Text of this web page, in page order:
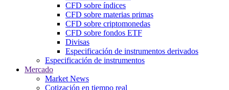
CFD sobre índices
CFD sobre materias primas
CFD sobre criptomonedas
CFD sobre fondos ETF
Divisas
Especificación de instrumentos derivados
Especificación de instrumentos
Mercado
Market News
Cotización en tiempo real